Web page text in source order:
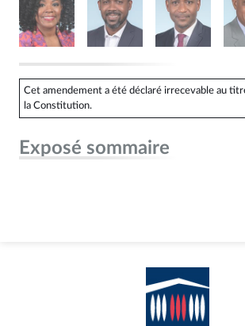
Cet amendement a été déclaré irrecevable au
la Constitution.
Exposé sommaire